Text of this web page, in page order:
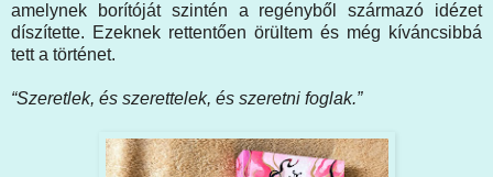
amelynek borítóját szintén a regényből származó idézet
díszítette. Ezeknek rettentően örültem és még kíváncsibbá
tett a történet.
“Szeretlek, és szerettelek, és szeretni foglak.”